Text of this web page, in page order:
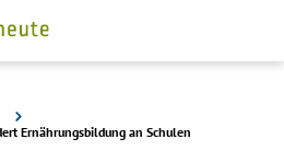
Ernährungsbildung an Schulen